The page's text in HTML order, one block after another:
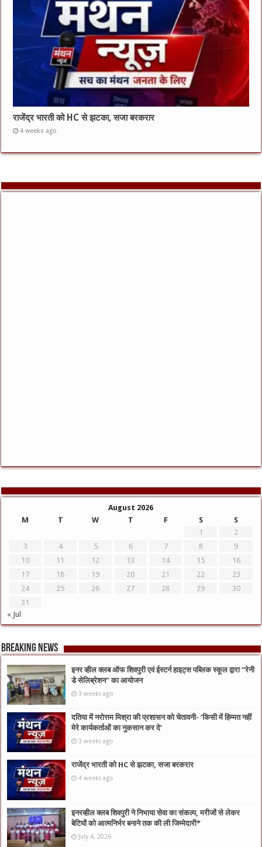
राजेंद्र भारती को HC से झटका, सजा बरकरार
4 weeks ago
August 2026
M
T W T F S
S
1
2
3
4 5 6 7 8
9
10
11 12 13 14 15
16
17
18 19 20 21 22
23
24
25 26 27 28 29
30
31
« Jul
Breaking News
इनर व्हील क्लब ऑफ शिवपुरी एवं ईस्टर्न हाइट्स पब्लिक स्कूल द्वारा “रेनी
डे सेलिब्रेशन” का आयोजन
3 weeks ago
दतिया में नरोत्तम मिश्रा की प्रशासन को चेतावनी- ‘किसी में हिम्मत नहीं
मेरे कार्यकर्ताओं का नुकसान कर दे’
3 weeks ago
राजेंद्र भारती को HC से झटका, सजा बरकरार
4 weeks ago
इनरव्हील क्लब शिवपुरी ने निभाया सेवा का संकल्प, मरीजों से लेकर
बेटियों को आत्मनिर्भर बनाने तक की ली जिम्मेदारी*
July 4, 2026